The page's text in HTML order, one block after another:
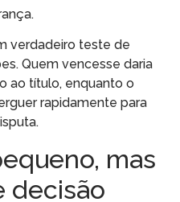
verdadeiro teste de
Quem vencesse daria
ao título, enquanto o
rapidamente para
mas
decisão